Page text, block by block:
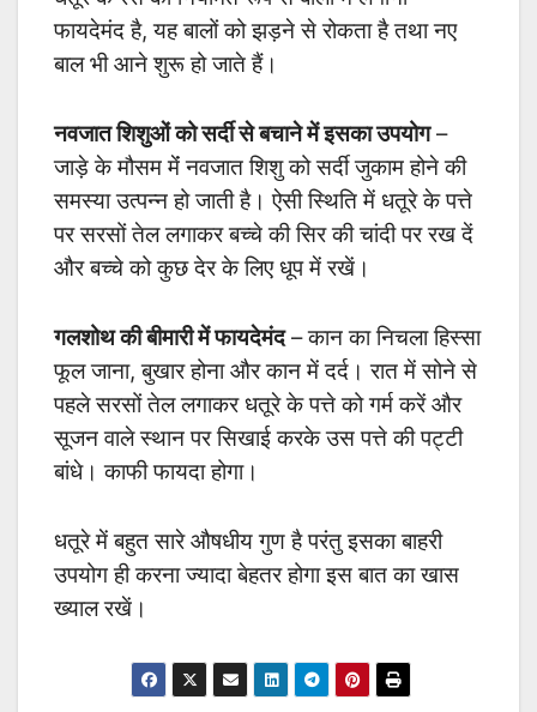
फायदेमंद है, यह बालों को झड़ने से रोकता है तथा नए
बाल भी आने शुरू हो जाते हैं।
नवजात शिशुओं को सर्दी से बचाने में इसका उपयोग–
जाड़े के मौसम मेंं नवजात शिशु को सर्दी जुकाम होने की
समस्या उत्पन्न हो जाती है। ऐसी स्थिति में धतूरे के पत्ते
पर सरसों तेल लगाकर बच्चे की सिर की चांदी पर रख दें
और बच्चे को कुछ देर के लिए धूप में रखें।
गलशोथ की बीमारी में फायदेमंद– कान का निचला हिस्सा
फूल जाना, बुखार होना और कान में दर्द। रात में सोने से
पहले सरसों तेल लगाकर धतूरे के पत्ते को गर्म करें और
सूजन वाले स्थान पर सिखाई करके उस पत्ते की पट्टी
बांधे। काफी फायदा होगा।
धतूरे में बहुत सारे औषधीय गुण है परंतु इसका बाहरी
उपयोग ही करना ज्यादा बेहतर होगा इस बात का खास
ख्याल रखें।